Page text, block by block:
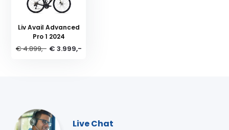
Liv Avail Advanced
Pro 1 2024
€ 4.899,- € 3.999,-
Live Chat